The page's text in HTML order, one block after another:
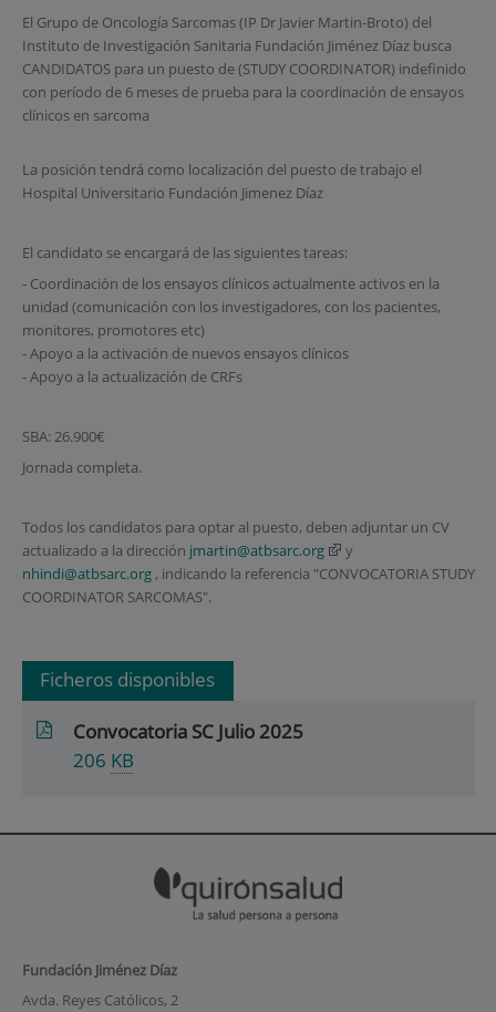
El Grupo de Oncología Sarcomas (IP Dr Javier Martin-Broto) del
Instituto de Investigación Sanitaria Fundación Jiménez Díaz busca
CANDIDATOS para un puesto de (STUDY COORDINATOR) indefinido
con período de 6 meses de prueba para la coordinación de ensayos
clínicos en sarcoma
La posición tendrá como localización del puesto de trabajo el
Hospital Universitario Fundación Jimenez Díaz
El candidato se encargará de las siguientes tareas:
- Coordinación de los ensayos clínicos actualmente activos en la
unidad (comunicación con los investigadores, con los pacientes,
monitores, promotores etc)
- Apoyo a la activación de nuevos ensayos clínicos
- Apoyo a la actualización de CRFs
SBA: 26.900€
Jornada completa.
Todos los candidatos para optar al puesto, deben adjuntar un CV
actualizado a la dirección jmartin@atbsarc.org
y
nhindi@atbsarc.org, indicando la referencia "CONVOCATORIA STUDY
COORDINATOR SARCOMAS".
Ficheros disponibles
Convocatoria SC Julio 2025
206 KB
Fundación Jiménez Díaz
Avda. Reyes Católicos, 2